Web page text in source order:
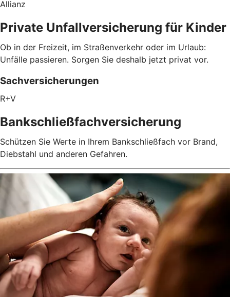
Allianz
Private Unfallversicherung für Kinder
Ob in der Freizeit, im Straßenverkehr oder im Urlaub:
Unfälle passieren. Sorgen Sie deshalb jetzt privat vor.
Sachversicherungen
R+V
Bankschließfachversicherung
Schützen Sie Werte in Ihrem Bankschließfach vor Brand,
Diebstahl und anderen Gefahren.